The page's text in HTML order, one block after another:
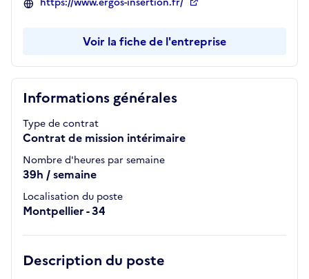
Informations générales
Type de contrat
Contrat de mission intérimaire
Nombre d'heures par semaine
39h / semaine
Localisation du poste
Montpellier - 34
Description du poste
Voir la fiche de l'entreprise